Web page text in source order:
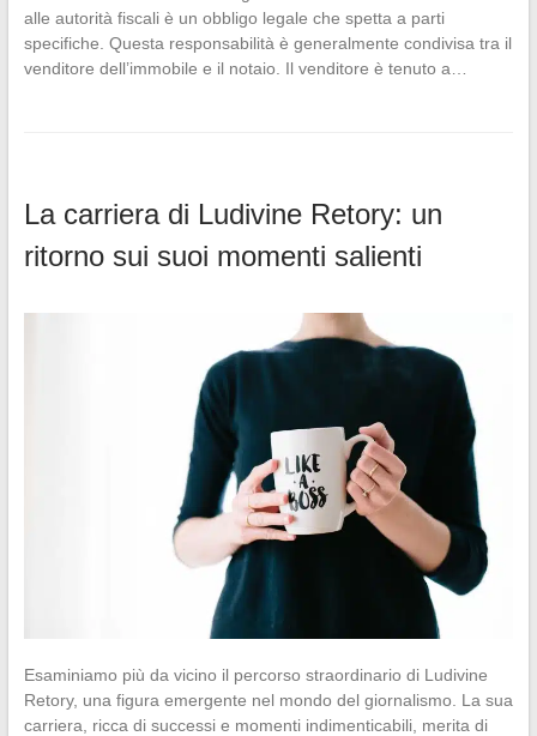
alle autorità fiscali è un obbligo legale che spetta a parti
specifiche. Questa responsabilità è generalmente condivisa tra il
venditore dell’immobile e il notaio. Il venditore è tenuto a…
La carriera di Ludivine Retory: un
ritorno sui suoi momenti salienti
Esaminiamo più da vicino il percorso straordinario di Ludivine
Retory, una figura emergente nel mondo del giornalismo. La sua
carriera, ricca di successi e momenti indimenticabili, merita di